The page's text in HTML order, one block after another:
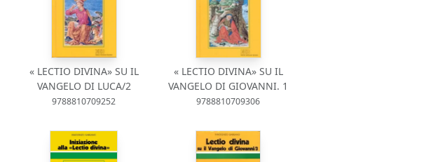
« LECTIO DIVINA» SU IL
VANGELO DI LUCA/2
9788810709252
« LECTIO DIVINA» SU IL
VANGELO DI GIOVANNI. 1
9788810709306